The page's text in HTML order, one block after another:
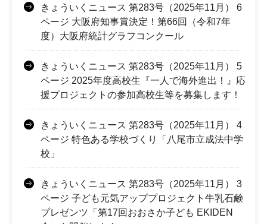
きょういくニュース 第283号（2025年11月） 6
ページ 大阪府知事賞決定！第66回（令和7年
度）大阪府統計グラフコンクール
きょういくニュース 第283号（2025年11月） 5
ページ 2025年度高校生『一人で海外進出！』応
援プロジェクトの参加高校生等を募集します！
きょういくニュース 第283号（2025年11月） 4
ページ 特色ある学校づくり「八尾市立成法中学
校」
きょういくニュース 第283号（2025年11月） 3
ページ 子ども元気アッププロジェクト牛乳石鹸
プレゼンツ「第17回おおさか子ども EKIDEN